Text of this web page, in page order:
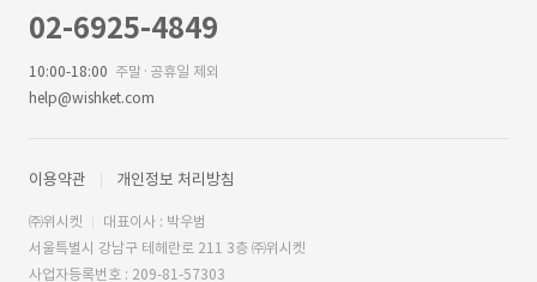
02-6925-4849
10:00-18:00 주말·공휴일 제외
help@wishket.com
이용약관 개인정보 처리방침
㈜위시켓
대표이사 : 박우범
서울특별시 강남구 테헤란로 211 3층 ㈜위시켓
사업자등록번호 : 209-81-57303